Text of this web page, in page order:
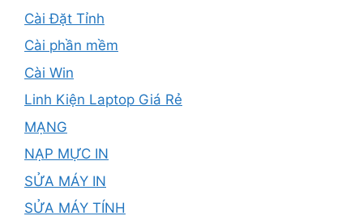
Cài Đặt Tỉnh
Cài phần mềm
Cài Win
Linh Kiện Laptop Giá Rẻ
MẠNG
NẠP MỰC IN
SỬA MÁY IN
SỬA MÁY TÍNH